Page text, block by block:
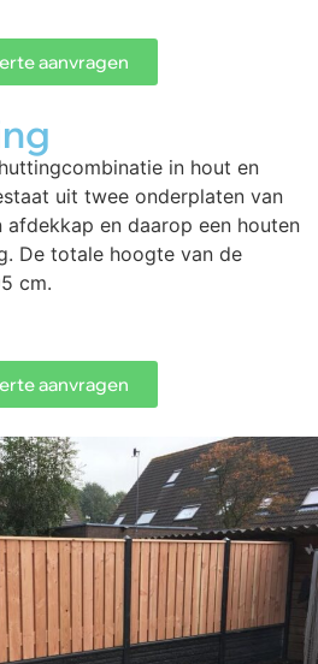
aanvragen
in hout en
uit twee onderplaten van
en daarop een houten
De totale hoogte van de
cm.
aanvragen